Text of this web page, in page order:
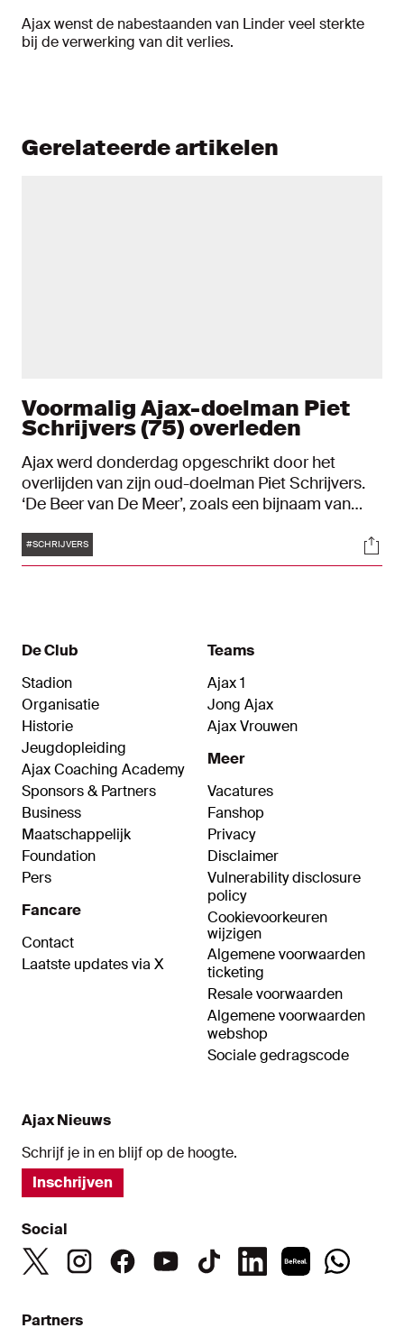
Ajax wenst de nabestaanden van Linder veel sterkte
bij de verwerking van dit verlies.
Gerelateerde artikelen
Voormalig Ajax-doelman Piet
Schrijvers (75) overleden
Ajax werd donderdag opgeschrikt door het
overlijden van zijn oud-doelman Piet Schrijvers.
‘De Beer van De Meer’, zoals een bijnaam van
voor Ajax. Schrijvers vierde als Ajacied vijf
landskampioenschappen. Hij worstelde de
Tags
#SCHRIJVERS
De Club
Stadion
Organisatie
Historie
Jeugdopleiding
Ajax Coaching Academy
Sponsors & Partners
Business
Maatschappelijk
Foundation
Pers
Fancare
Contact
Laatste updates via X
Teams
Ajax 1
Jong Ajax
Ajax Vrouwen
Meer
Vacatures
Fanshop
Privacy
Disclaimer
Vulnerability disclosure
policy
Cookievoorkeuren
wijzigen
Algemene voorwaarden
ticketing
Resale voorwaarden
Algemene voorwaarden
webshop
Sociale gedragscode
Ajax Nieuws
Schrijf je in en blijf op de hoogte.
Inschrijven
Social
Partners